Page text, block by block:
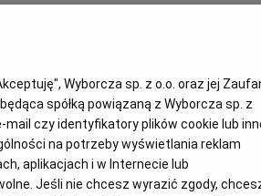
wiejski z
dietetyk 19.06.2022
Wyborcza sp. z o.o. oraz jej
spółką powiązaną z Wyborcza sp. z
czy identyfikatory plików cookie lub
na potrzeby wyświetlania reklam
aplikacjach i w Internecie lub
Jeśli nie chcesz wyrazić zgody,